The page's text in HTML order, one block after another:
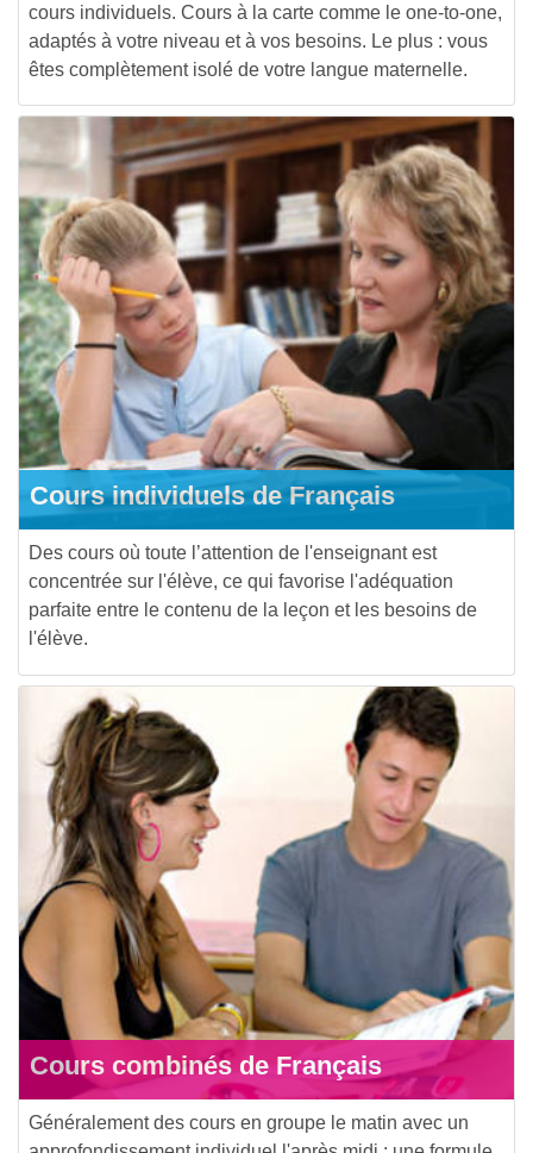
cours individuels. Cours à la carte comme le one-to-one,
adaptés à votre niveau et à vos besoins. Le plus : vous
êtes complètement isolé de votre langue maternelle.
Cours individuels de Français
Des cours où toute l’attention de l'enseignant est
concentrée sur l'élève, ce qui favorise l'adéquation
parfaite entre le contenu de la leçon et les besoins de
l'élève.
Cours combinés de Français
Généralement des cours en groupe le matin avec un